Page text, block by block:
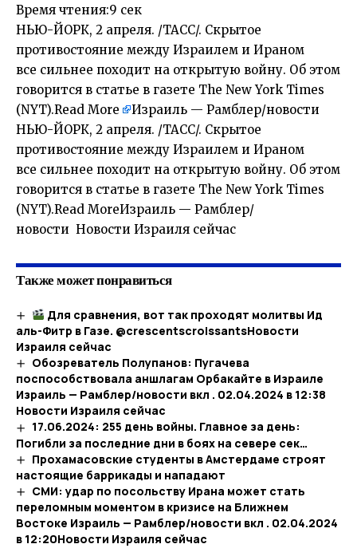
Время чтения:9 сек
НЬЮ-ЙОРК, 2 апреля. /ТАСС/. Скрытое
противостояние между Израилем и Ираном
все сильнее походит на открытую войну. Об этом
говорится в статье в газете The New York Times
(NYT).Read More
Израиль — Рамблер/новости
НЬЮ-ЙОРК, 2 апреля. /ТАСС/. Скрытое
противостояние между Израилем и Ираном
все сильнее походит на открытую войну. Об этом
говорится в статье в газете The New York Times
(NYT).Read MoreИзраиль — Рамблер/
новости Новости Израиля сейчас
Также может понравиться
Для сравнения, вот так проходят молитвы Ид
аль-Фитр в Газе. @crescentscroissants​Новости
Израиля сейчас
Обозреватель Полупанов: Пугачева
поспособствовала аншлагам Орбакайте в Израиле
Израиль — Рамблер/новости вкл . 02.04.2024 в 12:38​
Новости Израиля сейчас
17.06.2024: 255 день войны. Главное за день:
Погибли за последние дни в боях на севере сек…
Прохамасовские студенты в Амстердаме строят
настоящие баррикады и нападают​
СМИ: удар по посольству Ирана может стать
переломным моментом в кризисе на Ближнем
Востоке Израиль — Рамблер/новости вкл . 02.04.2024
в 12:20​Новости Израиля сейчас